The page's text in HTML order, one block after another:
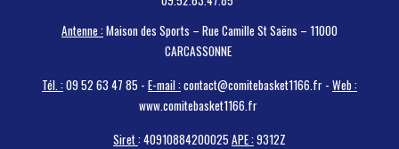
Antenne :Maison des Sports – Rue Camille St Saëns – 11000
CARCASSONNE
Tél. :09 52 63 47 85 - E-mail :contact@comitebasket1166.fr - Web :
www.comitebasket1166.fr
Siret: 40910884200025 APE :9312Z